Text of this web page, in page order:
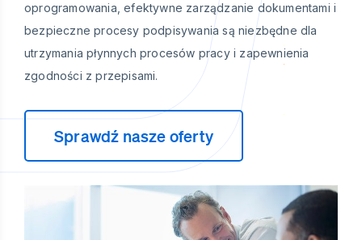
oprogramowania, efektywne zarządzanie dokumentami i
bezpieczne procesy podpisywania są niezbędne dla
utrzymania płynnych procesów pracy i zapewnienia
zgodności z przepisami.
Sprawdź nasze oferty